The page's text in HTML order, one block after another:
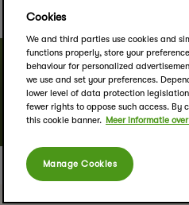
Cookies
We and third parties use cookies and
functions properly, store your
behaviour for personalized
we use and set your preferences.
lower level of data protection
fewer rights to oppose such access. By
this cookie banner. Meer informatie
Manage Cookies